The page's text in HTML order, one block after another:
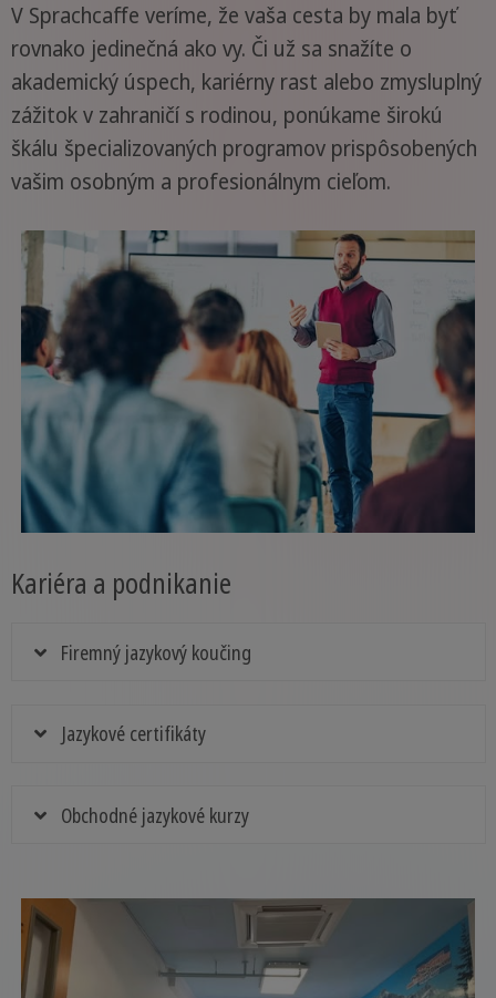
V Sprachcaffe veríme, že vaša cesta by mala byť
rovnako jedinečná ako vy. Či už sa snažíte o
akademický úspech, kariérny rast alebo zmysluplný
zážitok v zahraničí s rodinou, ponúkame širokú
škálu špecializovaných programov prispôsobených
vašim osobným a profesionálnym cieľom.
Kariéra a podnikanie
Firemný jazykový koučing
Jazykové certifikáty
Obchodné jazykové kurzy